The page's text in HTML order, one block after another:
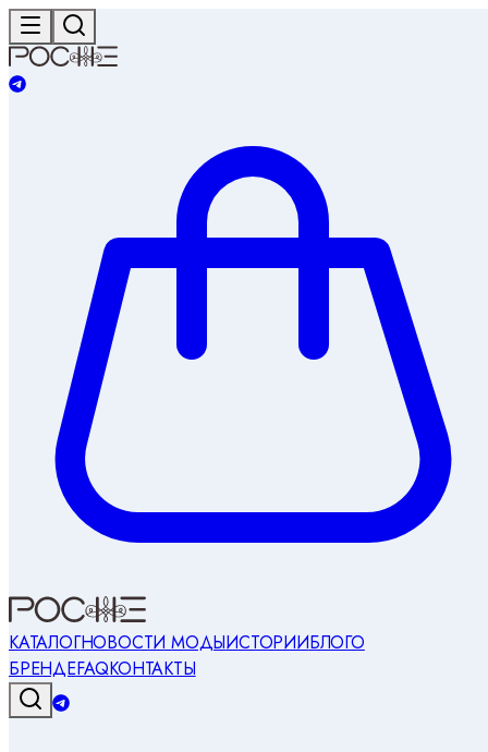
КАТАЛОГНОВОСТИ МОДЫИСТОРИИБЛОГО
БРЕНДЕFAQКОНТАКТЫ